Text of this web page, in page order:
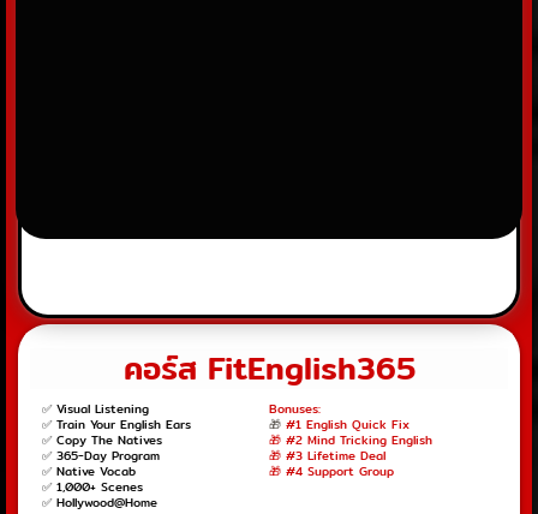
คอร์ส FitEnglish365
✅ Visual Listening
✅ Train Your English Ears
✅ Copy The Natives
✅ 365-Day Program
✅ Native Vocab
✅ 1,000+ Scenes
✅ Hollywood@Home
Bonuses:
🎁#1 English Quick Fix
🎁 #2 Mind Tricking English
🎁 #3 Lifetime Deal
🎁 #4 Support Group